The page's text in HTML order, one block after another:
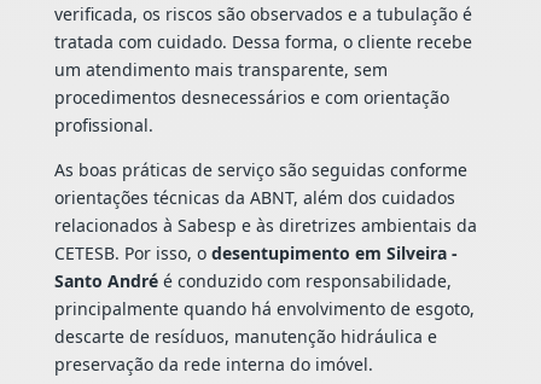
verificada, os riscos são observados e a tubulação é
tratada com cuidado. Dessa forma, o cliente recebe
um atendimento mais transparente, sem
procedimentos desnecessários e com orientação
profissional.
As boas práticas de serviço são seguidas conforme
orientações técnicas da ABNT, além dos cuidados
relacionados à Sabesp e às diretrizes ambientais da
CETESB. Por isso, o desentupimento em Silveira -
Santo Andréé conduzido com responsabilidade,
principalmente quando há envolvimento de esgoto,
descarte de resíduos, manutenção hidráulica e
preservação da rede interna do imóvel.